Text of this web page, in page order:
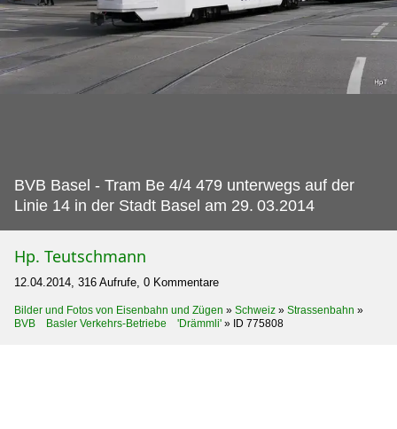
BVB Basel - Tram Be 4/4 479 unterwegs auf der
Linie 14 in der Stadt Basel am 29. 03.2014
Hp. Teutschmann
12.04.2014, 316 Aufrufe, 0 Kommentare
Bilder und Fotos von Eisenbahn und Zügen » Schweiz » Strassenbahn »
BVB Basler Verkehrs-Betriebe 'Drämmli' » ID 775808